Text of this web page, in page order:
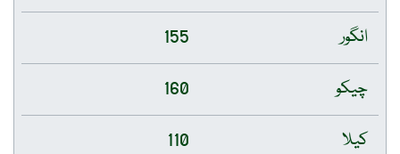
انگور
155
چیکو
160
کیلا
110